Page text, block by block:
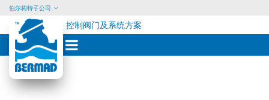
Skip
content
伯尔梅特子公司
控制阀门及系统方案